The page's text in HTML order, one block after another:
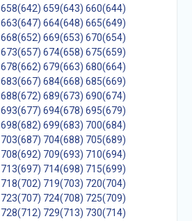
658(642) 659(643) 660(644)
663(647) 664(648) 665(649)
668(652) 669(653) 670(654)
673(657) 674(658) 675(659)
678(662) 679(663) 680(664)
683(667) 684(668) 685(669)
688(672) 689(673) 690(674)
693(677) 694(678) 695(679)
698(682) 699(683) 700(684)
703(687) 704(688) 705(689)
708(692) 709(693) 710(694)
713(697) 714(698) 715(699)
718(702) 719(703) 720(704)
723(707) 724(708) 725(709)
728(712) 729(713) 730(714)